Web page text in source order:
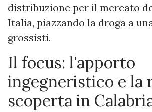
distribuzione per il mercato
Italia, piazzando la droga a
grossisti.
Il focus: l'apporto
ingegneristico e la
scoperta in